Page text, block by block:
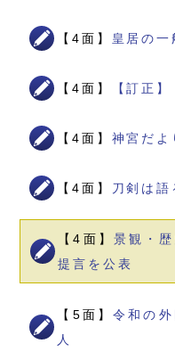
【4面】 皇居の
【4面】 【訂正】
【4面】 神宮だよ
【4面】 刀剣は
【4面】 景観・
提言を公表
【5面】令和の
人